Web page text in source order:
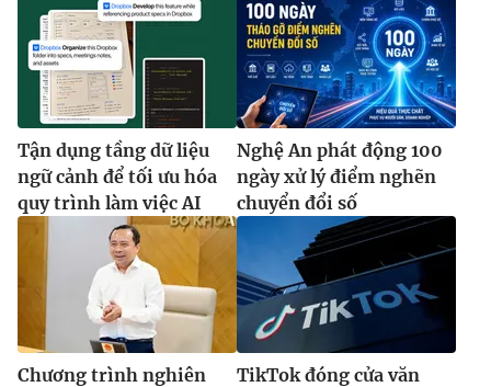
Tận dụng tầng dữ liệu
ngữ cảnh để tối ưu hóa
quy trình làm việc AI
Nghệ An phát động 100
ngày xử lý điểm nghẽn
chuyển đổi số
Chương trình nghiên
TikTok đóng cửa văn